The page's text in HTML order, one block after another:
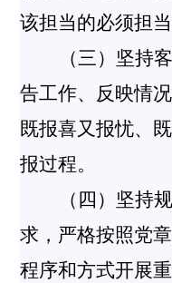
该担当的必须担当
（三）坚持
告工作、反映情
既报喜又报忧、
报过程。
（四）坚持
求，严格按照党
程序和方式开展